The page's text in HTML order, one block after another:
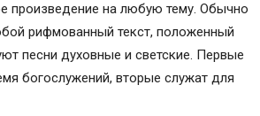
произведение на любую тему. Обычно
рифмованный текст, положенный
песни духовные и светские. Первые
богослужений, вторые служат для